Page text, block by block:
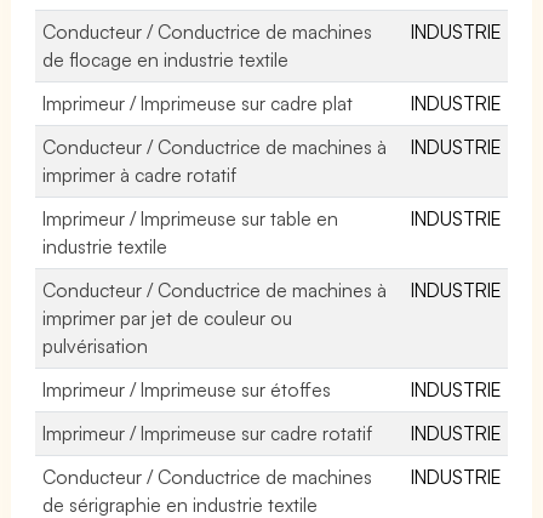
Conducteur / Conductrice de machines
de flocage en industrie textile
INDUSTRIE
Imprimeur / Imprimeuse sur cadre plat
INDUSTRIE
Conducteur / Conductrice de machines à
imprimer à cadre rotatif
INDUSTRIE
Imprimeur / Imprimeuse sur table en
industrie textile
INDUSTRIE
Conducteur / Conductrice de machines à
imprimer par jet de couleur ou
pulvérisation
INDUSTRIE
Imprimeur / Imprimeuse sur étoffes
INDUSTRIE
Imprimeur / Imprimeuse sur cadre rotatif
INDUSTRIE
Conducteur / Conductrice de machines
de sérigraphie en industrie textile
INDUSTRIE